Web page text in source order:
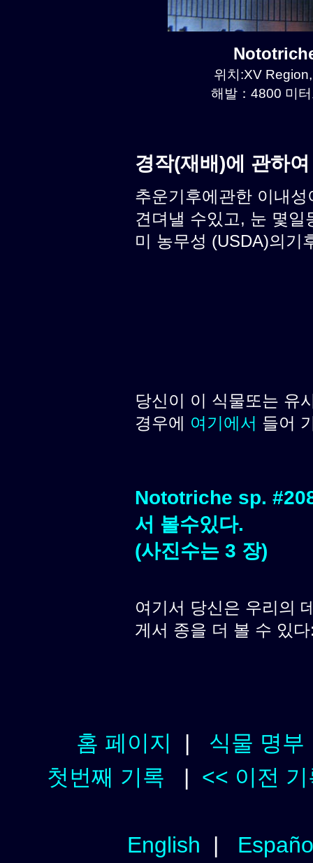
위치:XV
해발：4800 미
경작(재배)에 관하
추운기후에관한 이내
견뎌낼 수있고, 눈 몇
미 농무성 (USDA)의기
당신이 이 식물또는 유
경우에 여기에서 들어
Nototriche sp.
서 볼수있다.
(사진수는 3 장)
여기서 당신은 우리의
게서 종을 더 볼 수 있
홈 페이지 | 식물 명부
첫번째 기록 | << 이전 기
English |